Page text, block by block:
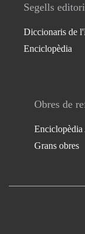
Segells
Diccionaris de
Enciclopèdia
Obres de
Enciclopèdia
Grans obres